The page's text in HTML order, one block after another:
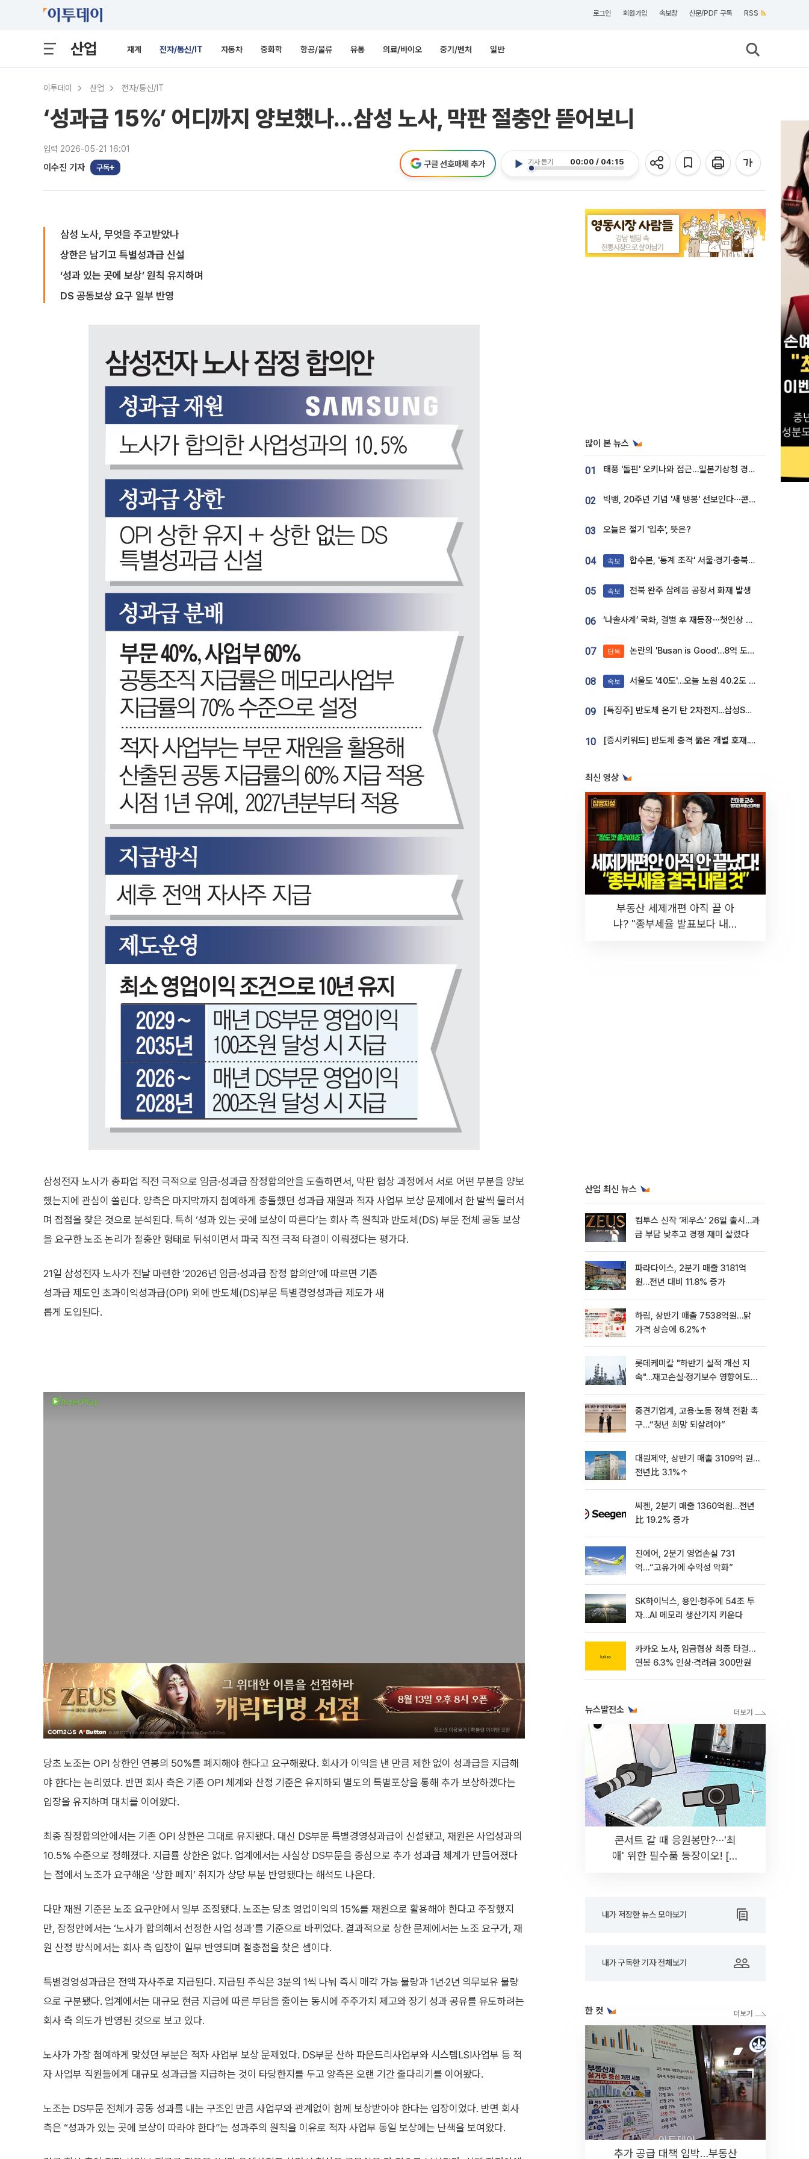
로그인 회원가입 속보창 신문/PDF 구독 RSS
산업 재계 전자/통신/IT 자동차 중화학 항공/물류 유통 의료/바이오 중기/벤처 일반
이투데이 산업 전자/통신/IT
‘성과급 15%’ 어디까지 양보했나…삼성 노사, 막판 절충안 뜯어보니
입력 2026-05-21 16:01
이수진 기자 구독
기사 듣기 00:00 / 04:15
구글 선호매체 추가
삼성 노사, 무엇을 주고받았나
상한은 남기고 특별성과급 신설
‘성과 있는 곳에 보상’ 원칙 유지하며
DS 공동보상 요구 일부 반영
삼성전자 노사가 총파업 직전 극적으로 임금·성과급 잠정합의안을 도출하면서, 막판 협상 과정에서 서로 어떤 부분을 양보
했는지에 관심이 쏠린다. 양측은 마지막까지 첨예하게 충돌했던 성과급 재원과 적자 사업부 보상 문제에서 한 발씩 물러서
며 접점을 찾은 것으로 분석된다. 특히 ‘성과 있는 곳에 보상이 따른다’는 회사 측 원칙과 반도체(DS) 부문 전체 공동 보상
을 요구한 노조 논리가 절충안 형태로 뒤섞이면서 파국 직전 극적 타결이 이뤄졌다는 평가다.
21일 삼성전자 노사가 전날 마련한 ‘2026년 임금·성과급 잠정 합의안’에 따르면 기존
성과급 제도인 초과이익성과급(OPI) 외에 반도체(DS)부문 특별경영성과급 제도가 새
롭게 도입된다.
당초 노조는 OPI 상한인 연봉의 50%를 폐지해야 한다고 요구해왔다. 회사가 이익을 낸 만큼 제한 없이 성과급을 지급해
야 한다는 논리였다. 반면 회사 측은 기존 OPI 체계와 산정 기준은 유지하되 별도의 특별포상을 통해 추가 보상하겠다는
입장을 유지하며 대치를 이어왔다.
최종 잠정합의안에서는 기존 OPI 상한은 그대로 유지됐다. 대신 DS부문 특별경영성과급이 신설됐고, 재원은 사업성과의
10.5% 수준으로 정해졌다. 지급률 상한은 없다. 업계에서는 사실상 DS부문을 중심으로 추가 성과급 체계가 만들어졌다
는 점에서 노조가 요구해온 ‘상한 폐지’ 취지가 상당 부분 반영됐다는 해석도 나온다.
다만 재원 기준은 노조 요구안에서 일부 조정됐다. 노조는 당초 영업이익의 15%를 재원으로 활용해야 한다고 주장했지
만, 잠정안에서는 ‘노사가 합의해서 선정한 사업 성과’를 기준으로 바뀌었다. 결과적으로 상한 문제에서는 노조 요구가, 재
원 산정 방식에서는 회사 측 입장이 일부 반영되며 절충점을 찾은 셈이다.
특별경영성과급은 전액 자사주로 지급된다. 지급된 주식은 3분의 1씩 나눠 즉시 매각 가능 물량과 1년·2년 의무보유 물량
으로 구분됐다. 업계에서는 대규모 현금 지급에 따른 부담을 줄이는 동시에 주주가치 제고와 장기 성과 공유를 유도하려는
회사 측 의도가 반영된 것으로 보고 있다.
노사가 가장 첨예하게 맞섰던 부분은 적자 사업부 보상 문제였다. DS부문 산하 파운드리사업부와 시스템LSI사업부 등 적
자 사업부 직원들에게 대규모 성과급을 지급하는 것이 타당한지를 두고 양측은 오랜 기간 줄다리기를 이어왔다.
노조는 DS부문 전체가 공동 성과를 내는 구조인 만큼 사업부와 관계없이 함께 보상받아야 한다는 입장이었다. 반면 회사
측은 “성과가 있는 곳에 보상이 따라야 한다”는 성과주의 원칙을 이유로 적자 사업부 동일 보상에는 난색을 보여왔다.
많이 본 뉴스
01 태풍 '돌핀' 오키나와 접근…일본기상청 경로 업데이트
02 빅뱅, 20주년 기념 '새 뱅봉' 선보인다⋯콘서트 앞두고 팝업 개최
03 오늘은 절기 '입추', 뜻은?
04 속보 합수본, '통계 조작' 서울·경기·충북 선관위 등 추가 압수수색
05 속보 전북 완주 삼례읍 공장서 화재 발생
06 ‘나솔사계’ 국화, 결별 후 재등장⋯첫인상 투표 휩쓸고 ‘인기녀’ 등극
07 단독 논란의 'Busan is Good'…8억 도시브랜드, 용산 대통령실 CI 업체가 수행
08 속보 서울도 '40도'…오늘 노원 40.2도 기록
09 [특징주] 반도체 온기 탄 2차전지...삼성SDI, 장 초반 7% 넘게 껑충
10 [증시키워드] 반도체 충격 뚫은 개별 호재...포스코퓨처엠·에코프로·한화솔루션 '눈길'
최신 영상
부동산 세제개편 아직 끝 아
냐? "종부세율 발표보다 내릴
산업 최신 뉴스
컴투스 신작 ‘제우스’ 26일 출시…과
금 부담 낮추고 경쟁 재미 살렸다
파라다이스, 2분기 매출 3181억
원…전년 대비 11.8% 증가
하림, 상반기 매출 7538억원…닭
가격 상승에 6.2%↑
롯데케미칼 "하반기 실적 개선 지
속"…재고손실·정기보수 영향에도
중견기업계, 고용·노동 정책 전환 촉
구…“청년 희망 되살려야”
대원제약, 상반기 매출 3109억 원…
전년比 3.1%↑
씨젠, 2분기 매출 1360억원…전년
比 19.2% 증가
진에어, 2분기 영업손실 731
억…“고유가에 수익성 악화”
SK하이닉스, 용인·청주에 54조 투
자…AI 메모리 생산기지 키운다
카카오 노사, 임금협상 최종 타결…
연봉 6.3% 인상·격려금 300만원
뉴스발전소
콘서트 갈 때 응원봉만?⋯'최
애' 위한 필수품 등장이오! [솔
내가 저장한 뉴스 모아보기
내가 구독한 기자 전체보기
한 컷
추가 공급 대책 임박…부동산